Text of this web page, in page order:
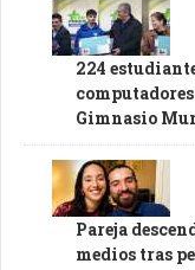
224
Gimnasio
Pareja
medios tras